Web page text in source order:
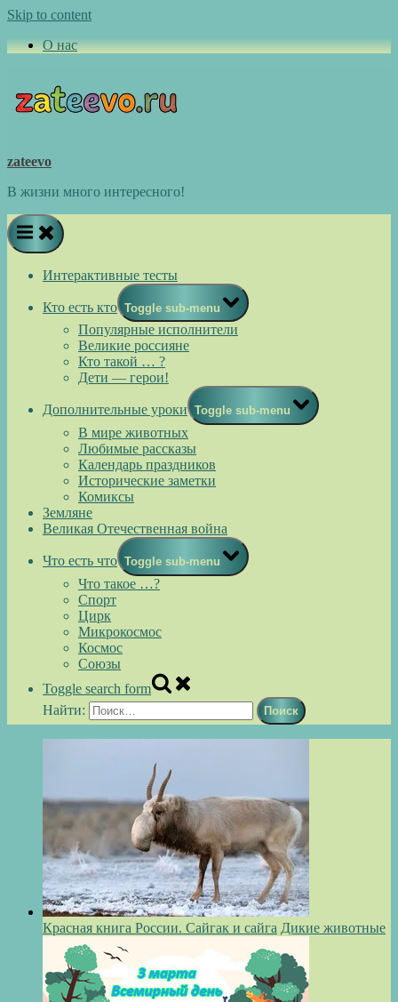
Skip to content
О нас
zateevo
В жизни много интересного!
Интерактивные тесты
Кто есть кто Toggle sub-menu
Популярные исполнители
Великие россияне
Кто такой … ?
Дети — герои!
Дополнительные уроки Toggle sub-menu
В мире животных
Любимые рассказы
Календарь праздников
Исторические заметки
Комиксы
Земляне
Великая Отечественная война
Что есть что Toggle sub-menu
Что такое …?
Спорт
Цирк
Микрокосмос
Космос
Союзы
Toggle search form
Найти:
Красная книга России. Сайгак и сайга Дикие животные